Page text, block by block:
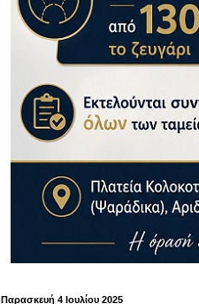
Παρασκευή 4 Ιουλίου 2025